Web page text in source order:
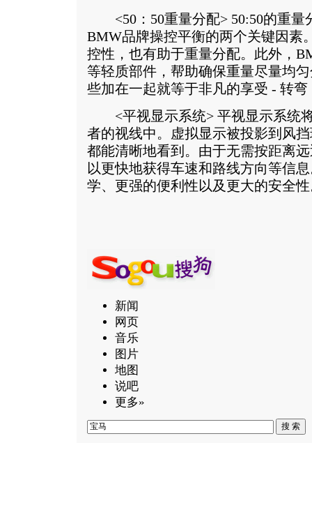
<50：50重量分配> 50:50的重量
BMW品牌操控平衡的两个关键因素
控性，也有助于重量分配。此外，
等轻质部件，帮助确保重量尽量均
些加在一起就等于非凡的享受 - 转弯
<平视显示系统> 平视显示系统
者的视线中。虚拟显示被投影到风
都能清晰地看到。由于无需按距离
以更快地获得车速和路线方向等信
学、更强的便利性以及更大的安全
新闻
网页
音乐
图片
地图
说吧
更多»